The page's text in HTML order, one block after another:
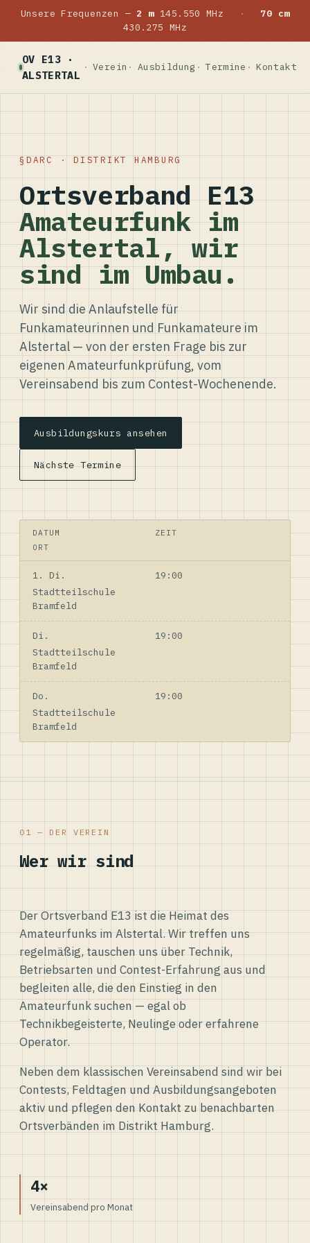
Unsere Frequenzen — 2 m145.550 MHz ·
70 cm
430.275 MHz
OV E13 ·
ALSTERTAL
Verein Ausbildung Termine Kontakt
DARC · DISTRIKT HAMBURG
Ortsverband E13
Amateurfunk im
Alstertal, wir
sind im Umbau.
Wir sind die Anlaufstelle für
Funkamateurinnen und Funkamateure im
Alstertal — von der ersten Frage bis zur
eigenen Amateurfunkprüfung, vom
Vereinsabend bis zum Contest-Wochenende.
Ausbildungskurs ansehen
Nächste Termine
DATUM
ZEIT
ORT
1. Di.
19:00
Stadtteilschule
Bramfeld
Di.
19:00
Stadtteilschule
Bramfeld
Do.
19:00
Stadtteilschule
Bramfeld
01 — DER VEREIN
Wer wir sind
Der Ortsverband E13 ist die Heimat des
Amateurfunks im Alstertal. Wir treffen uns
regelmäßig, tauschen uns über Technik,
Betriebsarten und Contest-Erfahrung aus und
begleiten alle, die den Einstieg in den
Amateurfunk suchen — egal ob
Technikbegeisterte, Neulinge oder erfahrene
Operator.
Neben dem klassischen Vereinsabend sind wir bei
Contests, Feldtagen und Ausbildungsangeboten
aktiv und pflegen den Kontakt zu benachbarten
Ortsverbänden im Distrikt Hamburg.
4×
Vereinsabend pro Monat